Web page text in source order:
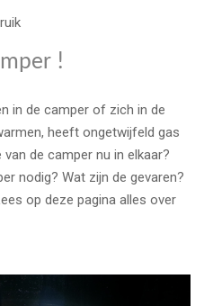
!
in de camper of zich in de
heeft ongetwijfeld gas
de camper nu in elkaar?
nodig? Wat zijn de gevaren?
op deze pagina alles over